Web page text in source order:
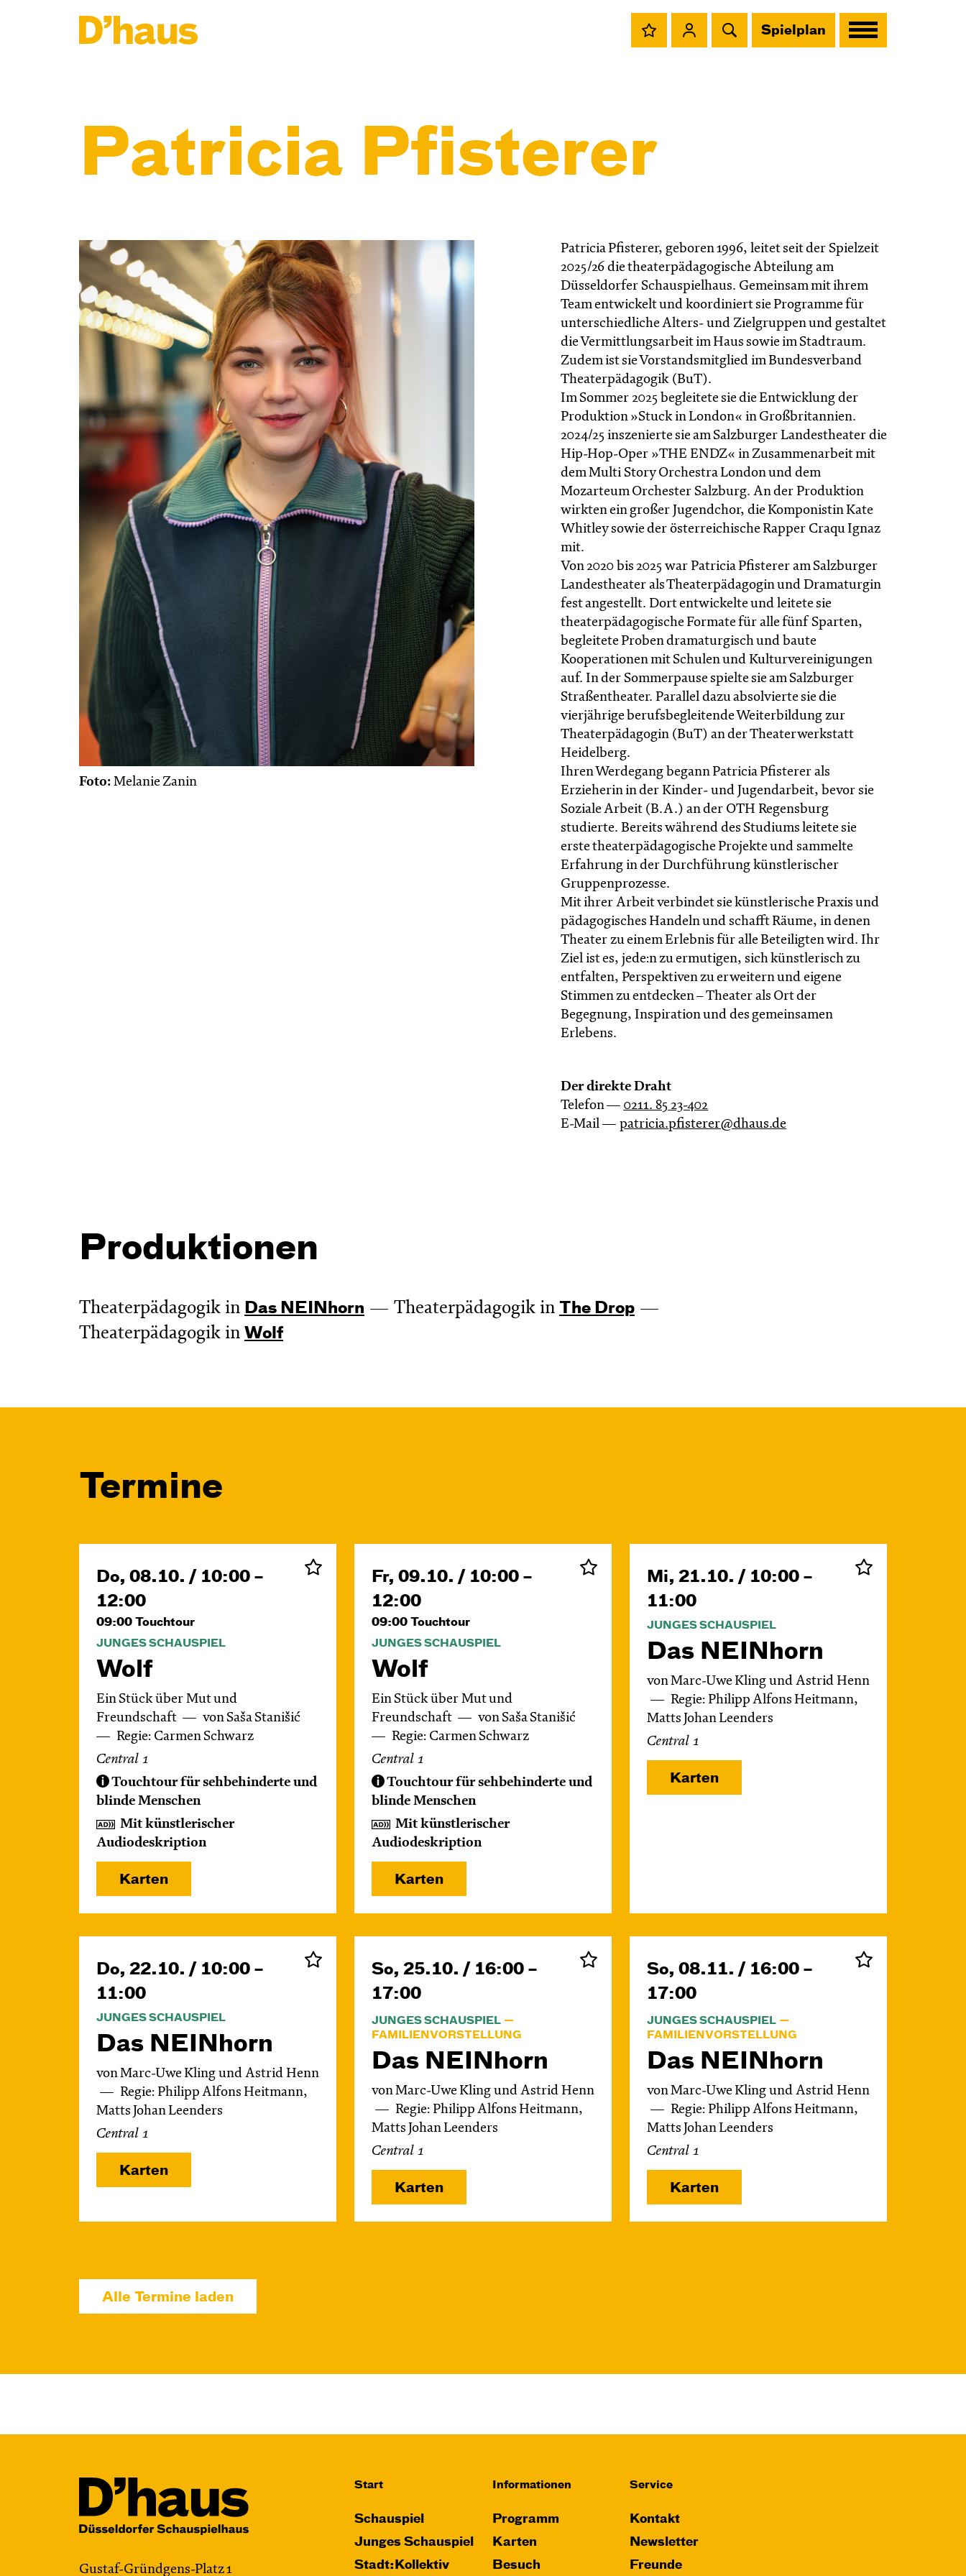
Spielplan
Patricia Pfisterer
Foto: Melanie Zanin
Patricia Pfisterer, geboren 1996, leitet seit der Spielzeit
2025/26 die theaterpädagogische Abteilung am
Düsseldorfer Schauspielhaus. Gemeinsam mit ihrem
Team entwickelt und koordiniert sie Programme für
unterschiedliche Alters- und Zielgruppen und gestaltet
die Vermittlungsarbeit im Haus sowie im Stadtraum.
Zudem ist sie Vorstandsmitglied im Bundesverband
Theaterpädagogik (BuT).
Im Sommer 2025 begleitete sie die Entwicklung der
Produktion »Stuck in London« in Großbritannien.
2024/25 inszenierte sie am Salzburger Landestheater die
Hip-Hop-Oper »THE ENDZ« in Zusammenarbeit mit
dem Multi Story Orchestra London und dem
Mozarteum Orchester Salzburg. An der Produktion
wirkten ein großer Jugendchor, die Komponistin Kate
Whitley sowie der österreichische Rapper Craqu Ignaz
mit.
Von 2020 bis 2025 war Patricia Pfisterer am Salzburger
Landestheater als Theaterpädagogin und Dramaturgin
fest angestellt. Dort entwickelte und leitete sie
theaterpädagogische Formate für alle fünf Sparten,
begleitete Proben dramaturgisch und baute
Kooperationen mit Schulen und Kulturvereinigungen
auf. In der Sommerpause spielte sie am Salzburger
Straßentheater. Parallel dazu absolvierte sie die
vierjährige berufsbegleitende Weiterbildung zur
Theaterpädagogin (BuT) an der Theaterwerkstatt
Heidelberg.
Ihren Werdegang begann Patricia Pfisterer als
Erzieherin in der Kinder- und Jugendarbeit, bevor sie
Soziale Arbeit (B.A.) an der OTH Regensburg
studierte. Bereits während des Studiums leitete sie
erste theaterpädagogische Projekte und sammelte
Erfahrung in der Durchführung künstlerischer
Gruppenprozesse.
Mit ihrer Arbeit verbindet sie künstlerische Praxis und
pädagogisches Handeln und schafft Räume, in denen
Theater zu einem Erlebnis für alle Beteiligten wird. Ihr
Ziel ist es, jede:n zu ermutigen, sich künstlerisch zu
entfalten, Perspektiven zu erweitern und eigene
Stimmen zu entdecken – Theater als Ort der
Begegnung, Inspiration und des gemeinsamen
Erlebens.
Der direkte Draht
Telefon — 0211. 85 23-402
E-Mail — patricia.pfisterer@dhaus.de
Produktionen
Theaterpädagogik in Das NEIN­horn Theaterpädagogik in The Drop
Theaterpädagogik in Wolf
Termine
Do, 08.10. / 10:00 –
12:00
09:00 Touchtour
JUNGES SCHAUSPIEL
Wolf
Ein Stück über Mut und
Freundschaft
von Saša Stanišić
Regie: Carmen Schwarz
Central 1
Touchtour für sehbehinderte und
blinde Menschen
Mit künstlerischer
Audiodeskription
Karten
Fr, 09.10. / 10:00 –
12:00
09:00 Touchtour
JUNGES SCHAUSPIEL
Wolf
Ein Stück über Mut und
Freundschaft
von Saša Stanišić
Regie: Carmen Schwarz
Central 1
Touchtour für sehbehinderte und
blinde Menschen
Mit künstlerischer
Audiodeskription
Karten
Mi, 21.10. / 10:00 –
11:00
JUNGES SCHAUSPIEL
Das NEIN­horn
von Marc-Uwe Kling und Astrid Henn
Regie: Philipp Alfons Heitmann,
Matts Johan Leenders
Central 1
Karten
Do, 22.10. / 10:00 –
11:00
JUNGES SCHAUSPIEL
Das NEIN­horn
von Marc-Uwe Kling und Astrid Henn
Regie: Philipp Alfons Heitmann,
Matts Johan Leenders
Central 1
Karten
So, 25.10. / 16:00 –
17:00
JUNGES SCHAUSPIEL
FAMILIENVORSTELLUNG
Das NEIN­horn
von Marc-Uwe Kling und Astrid Henn
Regie: Philipp Alfons Heitmann,
Matts Johan Leenders
Central 1
Karten
So, 08.11. / 16:00 –
17:00
JUNGES SCHAUSPIEL
FAMILIENVORSTELLUNG
Das NEIN­horn
von Marc-Uwe Kling und Astrid Henn
Regie: Philipp Alfons Heitmann,
Matts Johan Leenders
Central 1
Karten
Di, 10.11. / 10:00 –
11:00
Karten
Das NEIN­horn
Matts Johan Leenders
Das NEIN­horn
Matts Johan Leenders
Alle Termine laden
Gustaf-Gründgens-Platz 1
Start
Schauspiel
Junges Schauspiel
Stadt:Kollektiv
Informationen
Programm
Karten
Besuch
Service
Kontakt
Newsletter
Freunde